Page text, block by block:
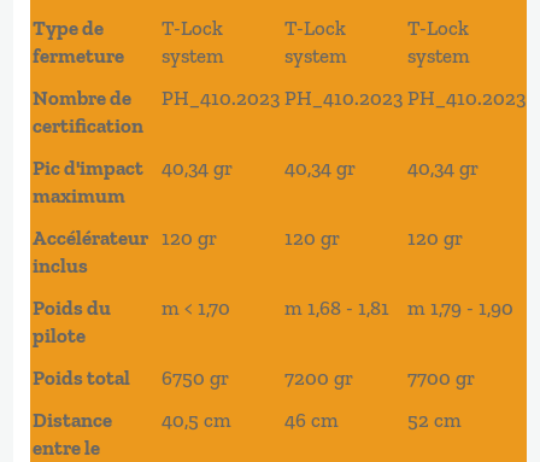
Type de
fermeture
T-Lock
system
T-Lock
system
T-Lock
system
Nombre de
certification
PH_410.2023 PH_410.2023 PH_410.2023
Pic d'impact
maximum
40,34 gr 40,34 gr 40,34 gr
Accélérateur
inclus
120 gr 120 gr 120 gr
Poids du
pilote
m < 1,70 m 1,68 - 1,81 m 1,79 - 1,90
Poids total 6750 gr 7200 gr
7700 gr
Distance
entre le
40,5 cm 46 cm 52 cm